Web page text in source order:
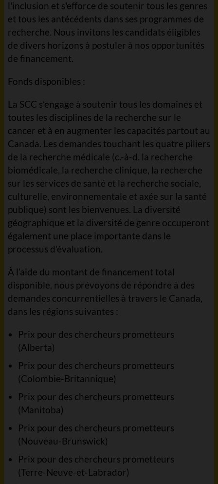
l'inclusion et s'efforce de soutenir tous les genres
et tous les antécédents dans ses programmes de
recherche. Nous invitons les candidats éligibles
de divers horizons à postuler à nos opportunités
de financement.
Fonds disponibles :
La SCC s’engage à soutenir tous les domaines et
toutes les disciplines de la recherche sur le
cancer et à en augmenter les capacités partout au
Canada. Les demandes touchant les quatre piliers
de la recherche médicale (c.-à-d. la recherche
biomédicale, la recherche clinique, la recherche
sur les services de santé et la recherche sociale,
culturelle, environnementale et axée sur la santé
publique) sont les bienvenues. La diversité
géographique et la diversité de genre occuperont
également une place importante dans le
processus d’évaluation.
À l’aide du montant de financement total
disponible, nous prévoyons de répondre à des
demandes concurrentielles à travers le Canada,
dans les régions suivantes :
Prix pour des chercheurs prometteurs
(Alberta)
Prix pour des chercheurs prometteurs
(Colombie-Britannique)
Prix pour des chercheurs prometteurs
(Manitoba)
Prix pour des chercheurs prometteurs
(Nouveau-Brunswick)
Prix pour des chercheurs prometteurs
(Terre-Neuve-et-Labrador)